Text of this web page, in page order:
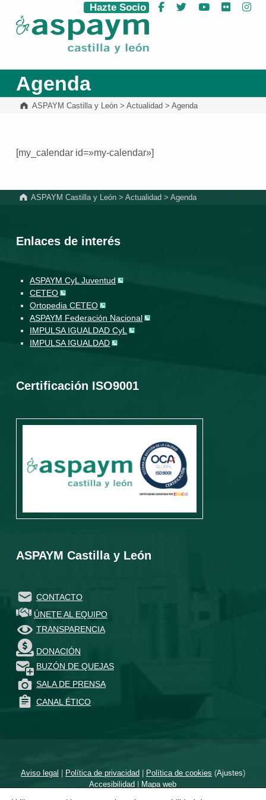
ASPAYM Castilla y León
Hazte Socio Facebook
Twitter YouTube
Flickr
Agenda
ASPAYM Castilla y León> Actualidad > Agenda
[my_calendar id=»my-calendar»]
ASPAYM Castilla y León >Actualidad >Agenda
Enlaces de interés
ASPAYM CyL Juventud
CETEO
Ortopedia CETEO
ASPAYM Federación Nacional
IMPULSA IGUALDAD CyL
IMPULSA IGUALDAD
Certificación ISO9001
ASPAYM Castilla y León
CONTACTO
ÚNETE AL EQUIPO
TRANSPARENCIA
DONACIÓN
BUZÓN DE QUEJAS
SALA DE PRENSA
CANAL ÉTICO
Aviso legal | Política de privacidad| Política de cookies (Ajustes)
Accesibilidad | Mapa web